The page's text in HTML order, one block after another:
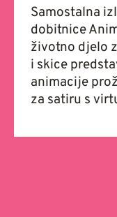
Samostalna
dobitnice
životno djelo
i skice
animacije
za satiru s